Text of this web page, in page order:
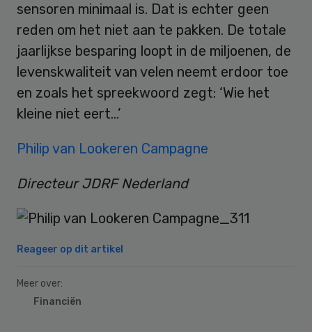
sensoren minimaal is. Dat is echter geen
reden om het niet aan te pakken. De totale
jaarlijkse besparing loopt in de miljoenen, de
levenskwaliteit van velen neemt erdoor toe
en zoals het spreekwoord zegt: ‘Wie het
kleine niet eert…’
Philip van Lookeren Campagne
Directeur JDRF Nederland
Reageer op dit artikel
Meer over:
Financiën